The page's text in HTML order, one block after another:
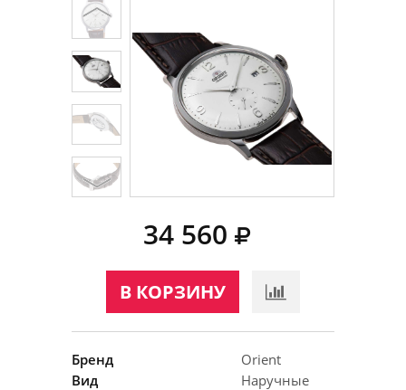
34 560
В КОРЗИНУ
Бренд
Orient
Вид
Наручные